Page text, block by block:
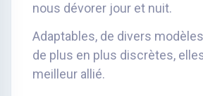
nous dévorer jour et nuit.
Adaptables, de divers
de plus en plus discrètes,
meilleur allié.